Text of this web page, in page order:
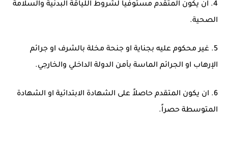
4. ان يكون المتقدم مستوفياً لشروط اللياقة البدنية والسلامة
الصحية.
5. غير محكوم عليه بجناية او جنحة مخلة بالشرف او جرائم
الإرهاب او الجرائم الماسة بأمن الدولة الداخلي والخارجي.
6. ان يكون المتقدم حاصلاً على الشهادة الابتدائية او الشهادة
المتوسطة حصراً.